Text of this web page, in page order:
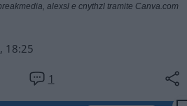
18:25
1
alexsl e cnythzl tramite Canva.com